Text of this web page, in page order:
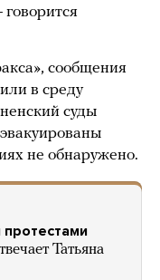
сообщения
в среду
суды
не обнаружено.
Татьяна